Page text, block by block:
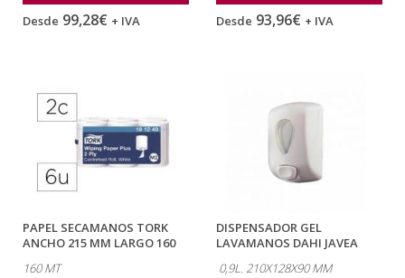
Desde 99,28€ + IVA Desde 93,96€ + IVA
PAPEL SECAMANOS TORK
ANCHO 215 MM LARGO 160
160 MT
DISPENSADOR GEL
LAVAMANOS DAHI JAVEA
0,9L. 210X128X90 MM